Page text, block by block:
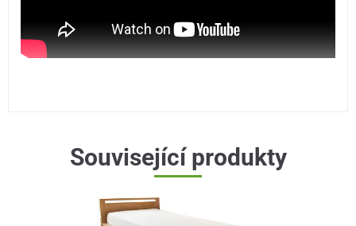
Související produkty